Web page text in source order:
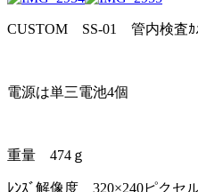
CUSTOM SS-01 管内検査
電源は単三電池4個
重量 474ｇ
ﾚﾝｽﾞ解像度 320×240ピクセ